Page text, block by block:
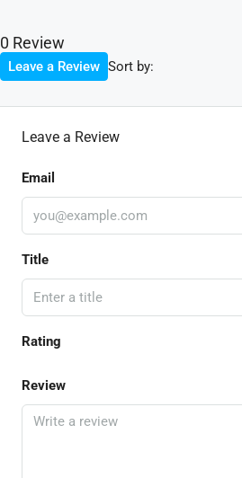
0 Review
Sort by:
Leave a Review
Leave a Review
Email
Title
Rating
Review